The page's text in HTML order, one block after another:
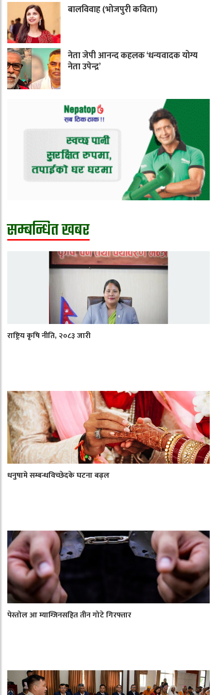
बालविवाह (भोजपुरी कविता)
नेता जेपी आनन्द कहलक ‘धन्यवादक योग्य
नेता उपेन्द्र’
सम्बन्धित खबर
राष्ट्रिय कृषि नीति, २०८३ जारी
धनुषामे सम्बन्धविच्छेदके घटना बढ़ल
पेस्तोल आ म्याग्जिनसहित तीन गोटे गिरफ्तार